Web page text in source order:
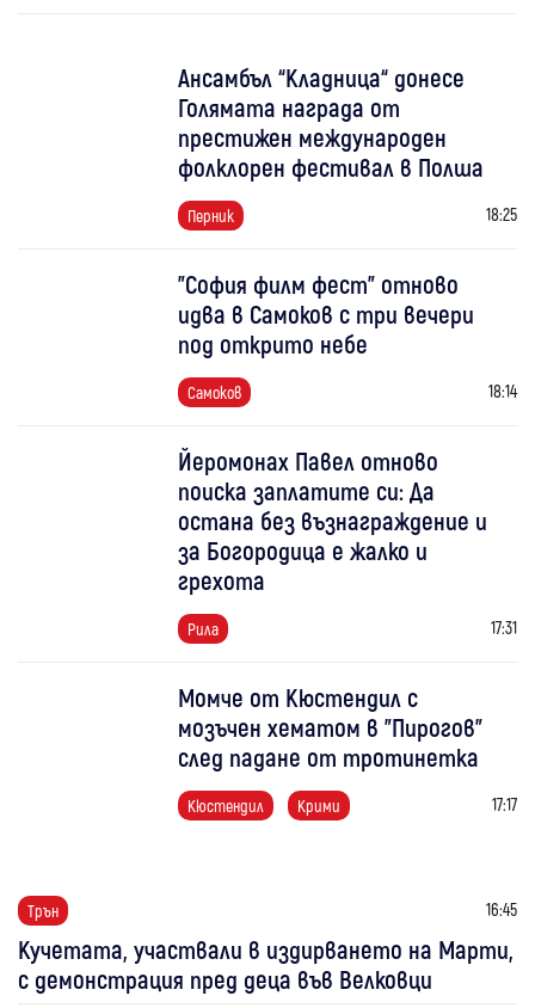
Ансамбъл “Кладница“ донесе
Голямата награда от
престижен международен
фолклорен фестивал в Полша
Перник 18:25
"София филм фест" отново
идва в Самоков с три вечери
под открито небе
Самоков 18:14
Йеромонах Павел отново
поиска заплатите си: Да
остана без възнаграждение и
за Богородица е жалко и
грехота
Рила 17:31
Момче от Кюстендил с
мозъчен хематом в "Пирогов"
след падане от тротинетка
Кюстендил Крими 17:17
Трън 16:45
Кучетата, участвали в издирването на Марти,
с демонстрация пред деца във Велковци